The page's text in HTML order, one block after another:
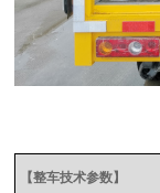
【整车技术参数】